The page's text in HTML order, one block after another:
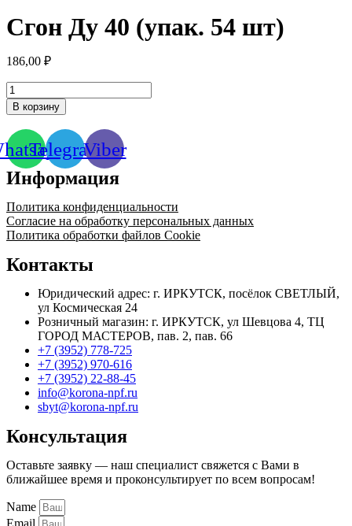
Сгон Ду 40 (упак. 54 шт)
186,00 ₽
Количество
товара
Сгон
Ду
40
(упак.
54
шт)
В корзину
TelegramViber
Информация
Политика конфиденциальности
Согласие на обработку персональных данных
Политика обработки файлов Cookie
Контакты
Юридический адрес: г. ИРКУТСК, посёлок СВЕТЛЫЙ,
ул Космическая 24
Розничный магазин: г. ИРКУТСК, ул Шевцова 4, ТЦ
ГОРОД МАСТЕРОВ, пав. 2, пав. 66
+7 (3952) 778-725
+7 (3952) 970-616
+7 (3952) 22-88-45
info@korona-npf.ru
sbyt@korona-npf.ru
Консультация
Оставьте заявку — наш специалист свяжется с Вами в
ближайшее время и проконсультирует по всем вопросам!
Name
Email